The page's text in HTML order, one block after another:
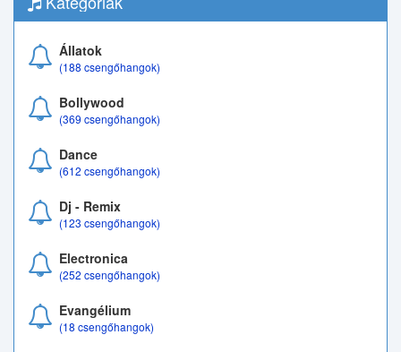
Állatok
(188 csengőhangok)
Bollywood
(369 csengőhangok)
Dance
(612 csengőhangok)
Dj - Remix
(123 csengőhangok)
Electronica
(252 csengőhangok)
Evangélium
(18 csengőhangok)